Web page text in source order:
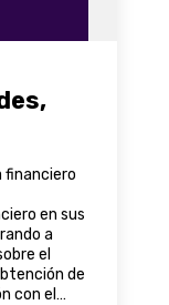
financiero
en sus
a
el
de
con el